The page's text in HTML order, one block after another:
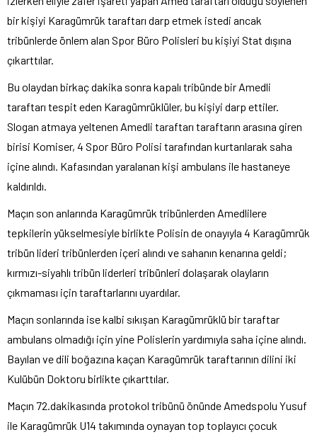
bir kişiyi Karagümrük taraftarı darp etmek istedi ancak
tribünlerde önlem alan Spor Büro Polisleri bu kişiyi Stat dışına
çıkarttılar.
Bu olaydan birkaç dakika sonra kapalı tribünde bir Amedli
taraftarı tespit eden Karagümrüklüler, bu kişiyi darp ettiler.
Slogan atmaya yeltenen Amedli taraftarı taraftarın arasına giren
birisi Komiser, 4 Spor Büro Polisi tarafından kurtarılarak saha
içine alındı. Kafasından yaralanan kişi ambulans ile hastaneye
kaldırıldı.
Maçın son anlarında Karagümrük tribünlerden Amedlilere
tepkilerin yükselmesiyle birlikte Polisin de onayıyla 4 Karagümrük
tribün lideri tribünlerden içeri alındı ve sahanın kenarına geldi;
kırmızı-siyahlı tribün liderleri tribünleri dolaşarak olayların
çıkmaması için taraftarlarını uyardılar.
Maçın sonlarında ise kalbi sıkışan Karagümrüklü bir taraftar
ambulans olmadığı için yine Polislerin yardımıyla saha içine alındı.
Bayılan ve dili boğazına kaçan Karagümrük taraftarının dilini iki
Kulübün Doktoru birlikte çıkarttılar.
Maçın 72.dakikasında protokol tribünü önünde Amedspolu Yusuf
ile Karagümrük U14 takımında oynayan top toplayıcı çocuk